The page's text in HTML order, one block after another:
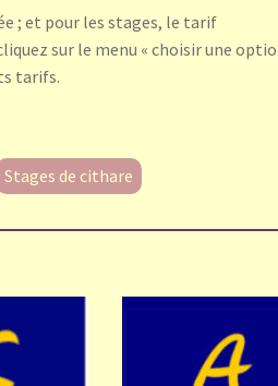
; et pour les stages, le tarif
sur le menu « choisir une
tarifs.
Stages de cithare